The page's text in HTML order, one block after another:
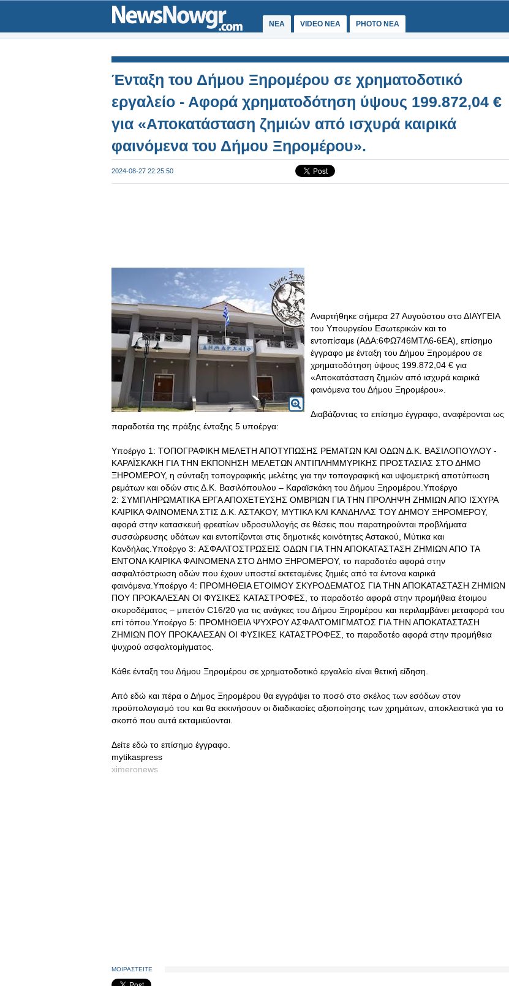
ΝΕΑ VIDEO NEA PHOTO NEA
Ένταξη του Δήμου Ξηρομέρου σε χρηματοδοτικό
εργαλείο - Αφορά χρηματοδότηση ύψους 199.872,04 €
για «Αποκατάσταση ζημιών από ισχυρά καιρικά
φαινόμενα του Δήμου Ξηρομέρου».
2024-08-27 22:25:50
Αναρτήθηκε σήμερα 27 Αυγούστου στο ΔΙΑΥΓΕΙΑ
του Υπουργείου Εσωτερικών και το
εντοπίσαμε (ΑΔΑ:6ΦΩ746ΜΤΛ6-6ΕΑ), επίσημο
έγγραφο με ένταξη του Δήμου Ξηρομέρου σε
χρηματοδότηση ύψους 199.872,04 € για
«Αποκατάσταση ζημιών από ισχυρά καιρικά
φαινόμενα του Δήμου Ξηρομέρου».
Διαβάζοντας το επίσημο έγγραφο, αναφέρονται ως
παραδοτέα της πράξης ένταξης 5 υποέργα:
Υποέργο 1: ΤΟΠΟΓΡΑΦΙΚΗ ΜΕΛΕΤΗ ΑΠΟΤΥΠΩΣΗΣ ΡΕΜΑΤΩΝ ΚΑΙ ΟΔΩΝ Δ.Κ. ΒΑΣΙΛΟΠΟΥΛΟΥ -
ΚΑΡΑΪΣΚΑΚΗ ΓΙΑ ΤΗΝ ΕΚΠΟΝΗΣΗ ΜΕΛΕΤΩΝ ΑΝΤΙΠΛΗΜΜΥΡΙΚΗΣ ΠΡΟΣΤΑΣΙΑΣ ΣΤΟ ΔΗΜΟ
ΞΗΡΟΜΕΡΟΥ, η σύνταξη τοπογραφικής μελέτης για την τοπογραφική και υψομετρική αποτύπωση
ρεμάτων και οδών στις Δ.Κ. Βασιλόπουλου – Καραϊσκάκη του Δήμου Ξηρομέρου.Υποέργο
2: ΣΥΜΠΛΗΡΩΜΑΤΙΚΑ ΕΡΓΑ ΑΠΟΧΕΤΕΥΣΗΣ ΟΜΒΡΙΩΝ ΓΙΑ ΤΗΝ ΠΡΟΛΗΨΗ ΖΗΜΙΩΝ ΑΠΟ ΙΣΧΥΡΑ
ΚΑΙΡΙΚΑ ΦΑΙΝΟΜΕΝΑ ΣΤΙΣ Δ.Κ. ΑΣΤΑΚΟΥ, ΜΥΤΙΚΑ ΚΑΙ ΚΑΝΔΗΛΑΣ ΤΟΥ ΔΗΜΟΥ ΞΗΡΟΜΕΡΟΥ,
αφορά στην κατασκευή φρεατίων υδροσυλλογής σε θέσεις που παρατηρούνται προβλήματα
συσσώρευσης υδάτων και εντοπίζονται στις δημοτικές κοινότητες Αστακού, Μύτικα και
Κανδήλας.Υποέργο 3: ΑΣΦΑΛΤΟΣΤΡΩΣΕΙΣ ΟΔΩΝ ΓΙΑ ΤΗΝ ΑΠΟΚΑΤΑΣΤΑΣΗ ΖΗΜΙΩΝ ΑΠΟ ΤΑ
ΕΝΤΟΝΑ ΚΑΙΡΙΚΑ ΦΑΙΝΟΜΕΝΑ ΣΤΟ ΔΗΜΟ ΞΗΡΟΜΕΡΟΥ, το παραδοτέο αφορά στην
ασφαλτόστρωση οδών που έχουν υποστεί εκτεταμένες ζημιές από τα έντονα καιρικά
φαινόμενα.Υποέργο 4: ΠΡΟΜΗΘΕΙΑ ΕΤΟΙΜΟΥ ΣΚΥΡΟΔΕΜΑΤΟΣ ΓΙΑ ΤΗΝ ΑΠΟΚΑΤΑΣΤΑΣΗ ΖΗΜΙΩΝ
ΠΟΥ ΠΡΟΚΑΛΕΣΑΝ ΟΙ ΦΥΣΙΚΕΣ ΚΑΤΑΣΤΡΟΦΕΣ, το παραδοτέο αφορά στην προμήθεια έτοιμου
σκυροδέματος – μπετόν C16/20 για τις ανάγκες του Δήμου Ξηρομέρου και περιλαμβάνει μεταφορά του
επί τόπου.Υποέργο 5: ΠΡΟΜΗΘΕΙΑ ΨΥΧΡΟΥ ΑΣΦΑΛΤΟΜΙΓΜΑΤΟΣ ΓΙΑ ΤΗΝ ΑΠΟΚΑΤΑΣΤΑΣΗ
ΖΗΜΙΩΝ ΠΟΥ ΠΡΟΚΑΛΕΣΑΝ ΟΙ ΦΥΣΙΚΕΣ ΚΑΤΑΣΤΡΟΦΕΣ, το παραδοτέο αφορά στην προμήθεια
ψυχρού ασφαλτομίγματος.
Κάθε ένταξη του Δήμου Ξηρομέρου σε χρηματοδοτικό εργαλείο είναι θετική είδηση.
Από εδώ και πέρα ο Δήμος Ξηρομέρου θα εγγράψει το ποσό στο σκέλος των εσόδων στον
προϋπολογισμό του και θα εκκινήσουν οι διαδικασίες αξιοποίησης των χρημάτων, αποκλειστικά για το
σκοπό που αυτά εκταμιεύονται.
Δείτε εδώ το επίσημο έγγραφο.
mytikaspress
ximeronews
ΜΟΙΡΑΣΤΕΙΤΕ